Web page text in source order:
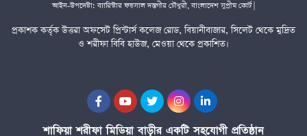
আইন-উপদেষ্টা: ব্যারিস্টার ফয়সাল দস্তগীর চৌধুরী, বাংলাদেশ সুপ্রীম কোর্ট |
প্রকাশক কর্তৃক উত্তরা অফসেট প্রিন্টার্স কলেজ রোড, বিয়ানীবাজার, সিলেট থেকে মুদ্রিত
ও শরীফা বিবি হাউজ, মেওয়া থেকে প্রকাশিত।
শাফিয়া শরীফা মিডিয়া বাড়ীর একটি সহযোগী প্রতিষ্ঠান